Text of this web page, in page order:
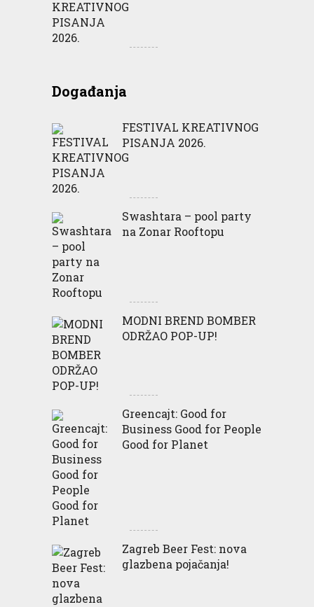
Događanja
FESTIVAL KREATIVNOG
PISANJA 2026.
Swashtara – pool party
na Zonar Rooftopu
MODNI BREND BOMBER
ODRŽAO POP-UP!
Greencajt: Good for
Business Good for People
Good for Planet
Zagreb Beer Fest: nova
glazbena pojačanja!